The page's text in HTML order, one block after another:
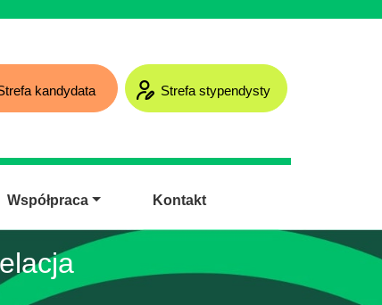
kandydata Strefa stypendysty
Współpraca Kontakt